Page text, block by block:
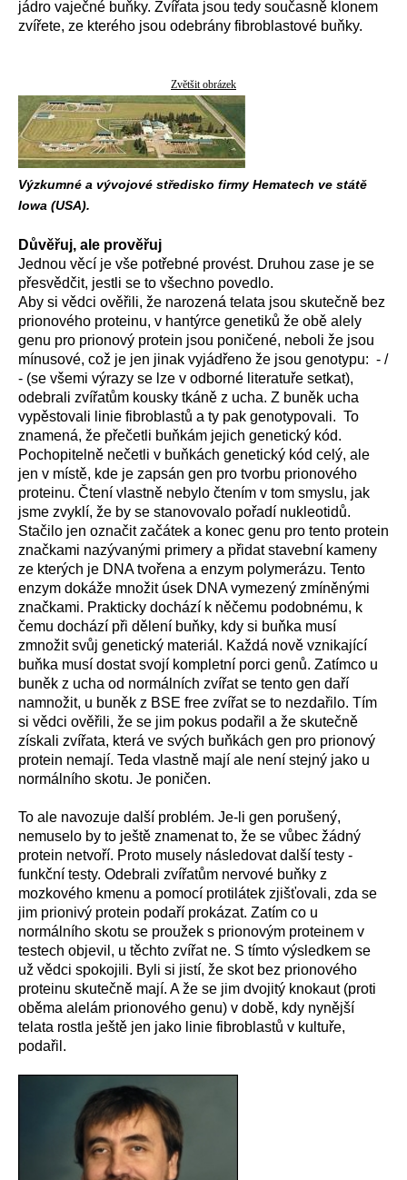
jádro vaječné buňky. Zvířata jsou tedy současně klonem
zvířete, ze kterého jsou odebrány fibroblastové buňky.
Zvětšit obrázek
Výzkumné a vývojové středisko firmy Hematech ve státě
Iowa (USA).
Důvěřuj, ale prověřuj
Jednou věcí je vše potřebné provést. Druhou zase je se
přesvědčit, jestli se to všechno povedlo.
Aby si vědci ověřili, že narozená telata jsou skutečně bez
prionového proteinu, v hantýrce genetiků že obě alely
genu pro prionový protein jsou poničené, neboli že jsou
mínusové, což je jen jinak vyjádřeno že jsou genotypu: - /
- (se všemi výrazy se lze v odborné literatuře setkat),
odebrali zvířatům kousky tkáně z ucha. Z buněk ucha
vypěstovali linie fibroblastů a ty pak genotypovali. To
znamená, že přečetli buňkám jejich genetický kód.
Pochopitelně nečetli v buňkách genetický kód celý, ale
jen v místě, kde je zapsán gen pro tvorbu prionového
proteinu. Čtení vlastně nebylo čtením v tom smyslu, jak
jsme zvyklí, že by se stanovovalo pořadí nukleotidů.
Stačilo jen označit začátek a konec genu pro tento protein
značkami nazývanými primery a přidat stavební kameny
ze kterých je DNA tvořena a enzym polymerázu. Tento
enzym dokáže množit úsek DNA vymezený zmíněnými
značkami. Prakticky dochází k něčemu podobnému, k
čemu dochází při dělení buňky, kdy si buňka musí
zmnožit svůj genetický materiál. Každá nově vznikající
buňka musí dostat svojí kompletní porci genů. Zatímco u
buněk z ucha od normálních zvířat se tento gen daří
namnožit, u buněk z BSE free zvířat se to nezdařilo. Tím
si vědci ověřili, že se jim pokus podařil a že skutečně
získali zvířata, která ve svých buňkách gen pro prionový
protein nemají. Teda vlastně mají ale není stejný jako u
normálního skotu. Je poničen.
To ale navozuje další problém. Je-li gen porušený,
nemuselo by to ještě znamenat to, že se vůbec žádný
protein netvoří. Proto musely následovat další testy -
funkční testy. Odebrali zvířatům nervové buňky z
mozkového kmenu a pomocí protilátek zjišťovali, zda se
jim prionivý protein podaří prokázat. Zatím co u
normálního skotu se proužek s prionovým proteinem v
testech objevil, u těchto zvířat ne. S tímto výsledkem se
už vědci spokojili. Byli si jistí, že skot bez prionového
proteinu skutečně mají. A že se jim dvojitý knokaut (proti
oběma alelám prionového genu) v době, kdy nynější
telata rostla ještě jen jako linie fibroblastů v kultuře,
podařil.